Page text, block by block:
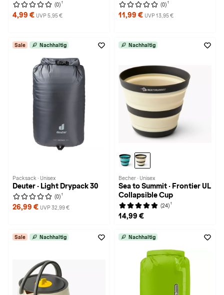
(0) 1
4,99 € UVP 5,95 €
(0) 1
11,99 € UVP 13,95 €
Sale Nachhaltig
Packsack · Unisex
Deuter · Light Drypack 30
(0) 1
26,99 € UVP 32,99 €
Nachhaltig
Becher · Unisex
Sea to Summit · Frontier UL
Collapsible Cup
(24) 1
14,99 €
Sale Nachhaltig Nachhaltig